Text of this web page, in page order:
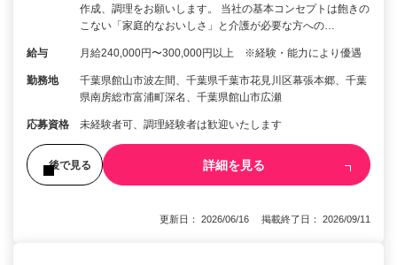
作成、調理をお願いします。 当社の基本コンセプトは飽きの
こない「家庭的なおいしさ」と介護が必要な方への…
給与 月給240,000円〜300,000円以上 ※経験・能力により優遇
勤務地
千葉県館山市波左間、千葉県千葉市花見川区幕張本郷、千葉
県南房総市富浦町深名、千葉県館山市広瀬
応募資格 未経験者可、調理経験者は歓迎いたします
後で見る 詳細を見る
更新日： 2026/06/16 掲載終了日： 2026/09/11